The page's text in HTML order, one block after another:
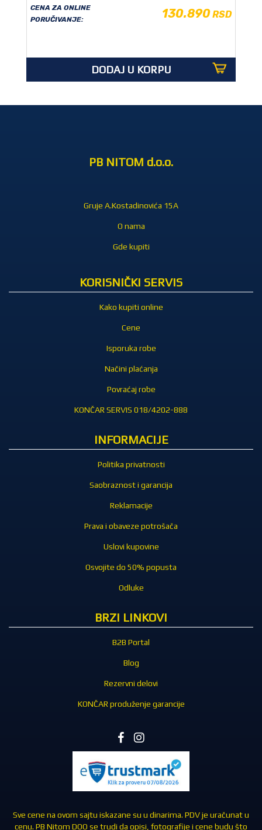
CENA ZA ONLINE
PORUČIVANJE:
130.890RSD
DODAJ U KORPU
PB NITOM d.o.o.
Gruje A.Kostadinovića 15A
O nama
Gde kupiti
KORISNIČKI SERVIS
Kako kupiti online
Cene
Isporuka robe
Načini plaćanja
Povraćaj robe
KONČAR SERVIS 018/4202-888
INFORMACIJE
Politika privatnosti
Saobraznost i garancija
Reklamacije
Prava i obaveze potrošača
Uslovi kupovine
Osvojite do 50% popusta
Odluke
BRZI LINKOVI
B2B Portal
Blog
Rezervni delovi
KONČAR produženje garancije
Sve cene na ovom sajtu iskazane su u dinarima. PDV je uračunat u
cenu. PB Nitom DOO se trudi da opisi, fotografije i cene budu što